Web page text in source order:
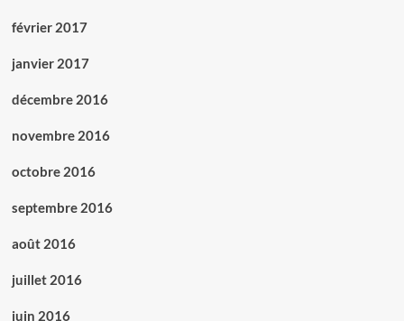
février 2017
janvier 2017
décembre 2016
novembre 2016
octobre 2016
septembre 2016
août 2016
juillet 2016
juin 2016